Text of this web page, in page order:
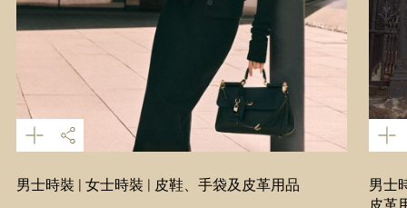
男士時裝 | 女士時裝 | 皮鞋、手袋及皮革用品
男士